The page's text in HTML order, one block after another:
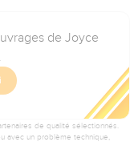
de Joyce
de qualité sélectionnés.
avec un problème technique,